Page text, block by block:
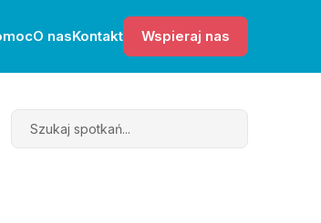
O nasKontakt Wspieraj nas
Search